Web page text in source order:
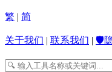
繁 | 简
关于我们 | 联系我们 | 🛡️